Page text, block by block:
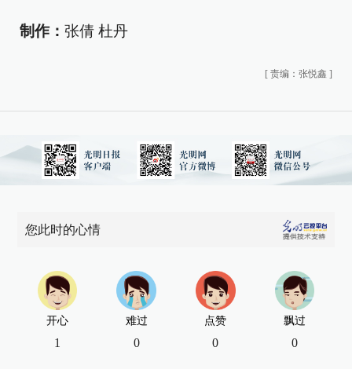
制作： 张倩 杜丹
[ 责编：张悦鑫 ]
您此时的心情
开心
1
难过
0
点赞
0
飘过
0